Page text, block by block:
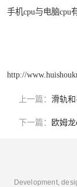
手机cpu与电脑cpu
http://
上一篇： 滑轨和
下一篇： 欧姆
Development,